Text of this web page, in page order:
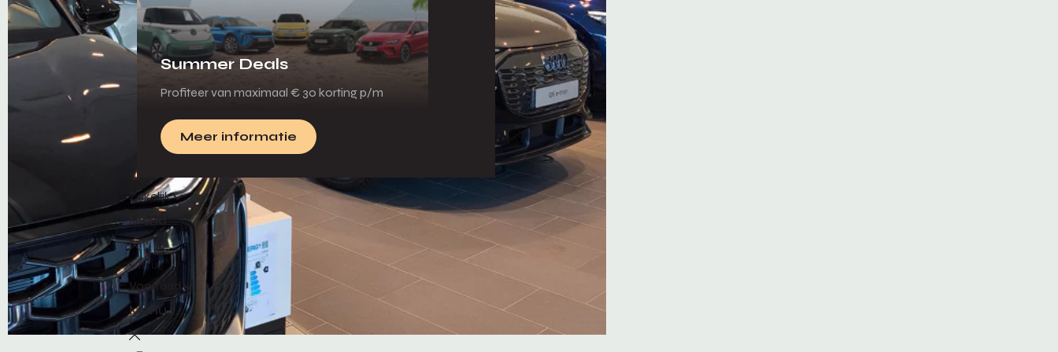
Summer Deals
Profiteer van maximaal € 30 korting p/m
Meer informatie
Zakelijk
Menu
Terug
Voorraad
Menu